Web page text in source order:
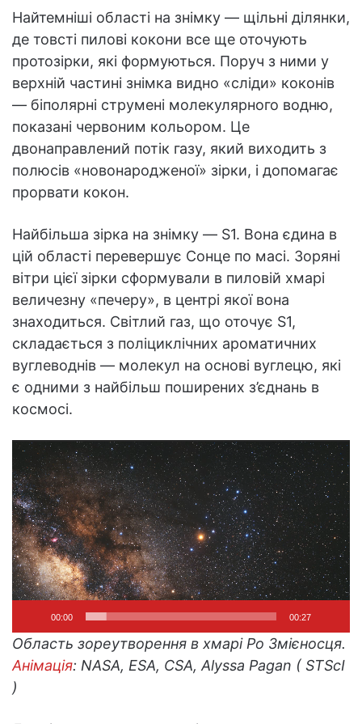
Найтемніші області на знімку — щільні ділянки,
де товсті пилові кокони все ще оточують
протозірки, які формуються. Поруч з ними у
верхній частині знімка видно «сліди» коконів
— біполярні струмені молекулярного водню,
показані червоним кольором. Це
двонаправлений потік газу, який виходить з
полюсів «новонародженої» зірки, і допомагає
прорвати кокон.
Найбільша зірка на знімку — S1. Вона єдина в
цій області перевершує Сонце по масі. Зоряні
вітри цієї зірки сформували в пиловій хмарі
величезну «печеру», в центрі якої вона
знаходиться. Світлий газ, що оточує S1,
складається з поліциклічних ароматичних
вуглеводнів — молекул на основі вуглецю, які
є одними з найбільш поширених з’єднань в
космосі.
Відеопрогравач
00:00 00:27
Область зореутворення в хмарі Ро Змієносця.
Анімація: NASA, ESA, CSA, Alyssa Pagan ( STScI
)